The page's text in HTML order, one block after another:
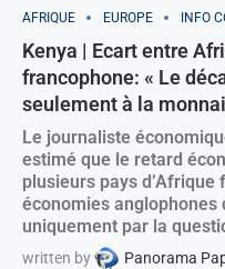
AFRIQUE EUROPE INFO
Kenya | Ecart entre
francophone: « Le
seulement à la
Le journaliste
estimé que le retard
plusieurs pays
économies anglophones
uniquement par la
written by Panorama